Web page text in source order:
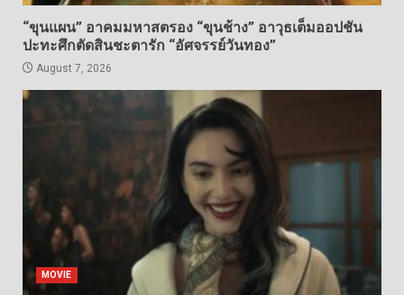
“ขุนแผน” อาคมมหาสตรอง “ขุนช้าง” อาวุธเต็มออปชัน
ปะทะศึกตัดสินชะตารัก “อัศจรรย์วันทอง”
August 7, 2026
MOVIE